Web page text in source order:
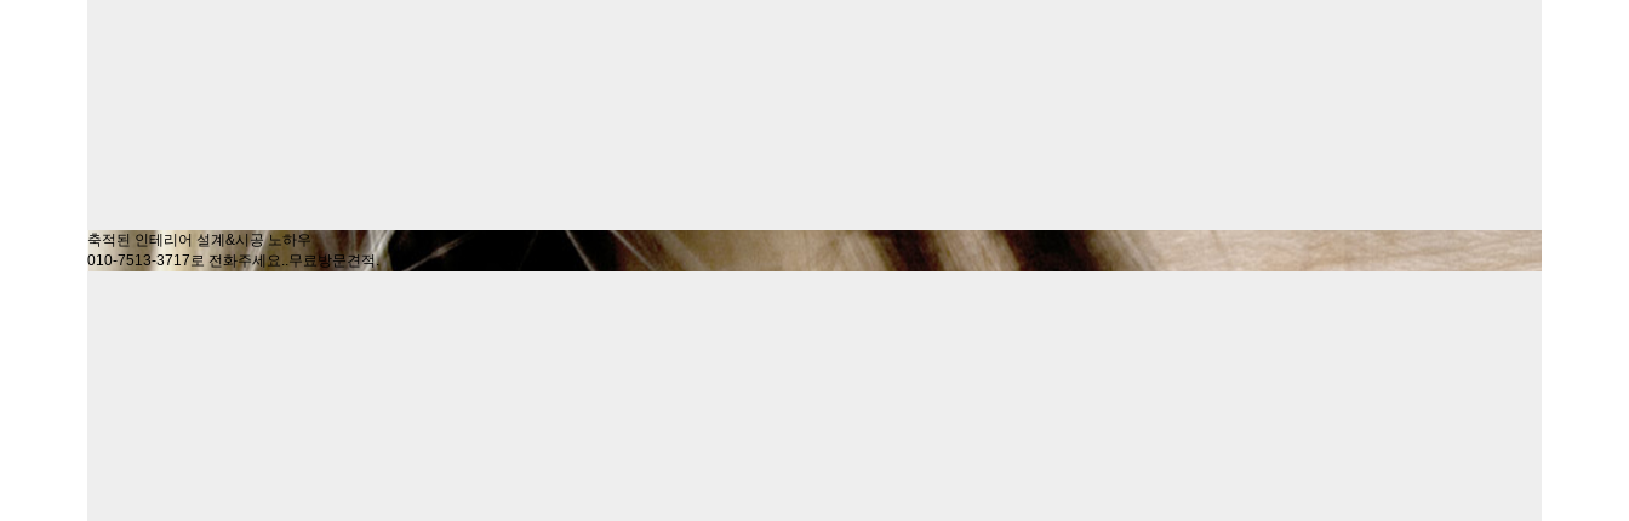
축적된 인테리어 설계&시공 노하우
010-7513-3717로 전화주세요..무료방문견적.